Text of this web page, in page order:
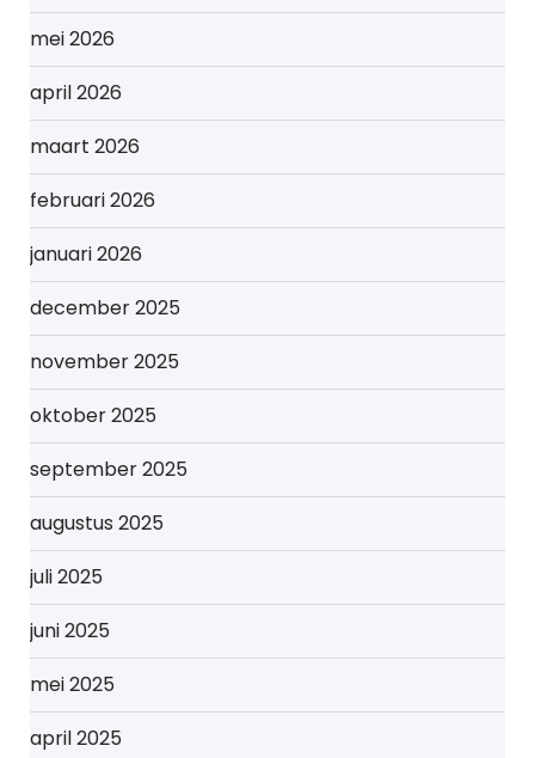
mei 2026
april 2026
maart 2026
februari 2026
januari 2026
december 2025
november 2025
oktober 2025
september 2025
augustus 2025
juli 2025
juni 2025
mei 2025
april 2025